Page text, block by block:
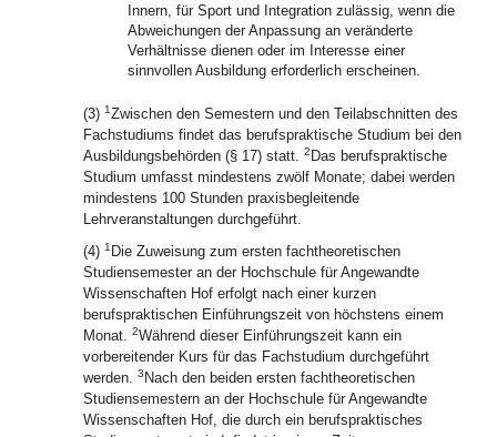
Innern, für Sport und Integration zulässig, wenn die
Abweichungen der Anpassung an veränderte
Verhältnisse dienen oder im Interesse einer
sinnvollen Ausbildung erforderlich erscheinen.
(3) 1Zwischen den Semestern und den Teilabschnitten des
Fachstudiums findet das berufspraktische Studium bei den
Ausbildungsbehörden (§ 17) statt. 2 Das berufspraktische
Studium umfasst mindestens zwölf Monate; dabei werden
mindestens 100 Stunden praxisbegleitende
Lehrveranstaltungen durchgeführt.
(4) 1 Die Zuweisung zum ersten fachtheoretischen
Studiensemester an der Hochschule für Angewandte
Wissenschaften Hof erfolgt nach einer kurzen
berufspraktischen Einführungszeit von höchstens einem
Monat. 2Während dieser Einführungszeit kann ein
vorbereitender Kurs für das Fachstudium durchgeführt
werden. 3 Nach den beiden ersten fachtheoretischen
Studiensemestern an der Hochschule für Angewandte
Wissenschaften Hof, die durch ein berufspraktisches